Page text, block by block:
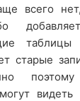
всего
старые